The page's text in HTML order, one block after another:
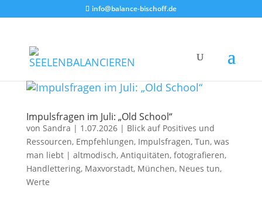
info@balance-bischoff.de
Impulsfragen im Juli: „Old School“
von Sandra | 1.07.2026| Blick auf Positives und
Ressourcen, Empfehlungen, Impulsfragen, Tun, was
man liebt| altmodisch, Antiquitäten, fotografieren,
Handlettering, Maxvorstadt, München, Neues tun,
Werte